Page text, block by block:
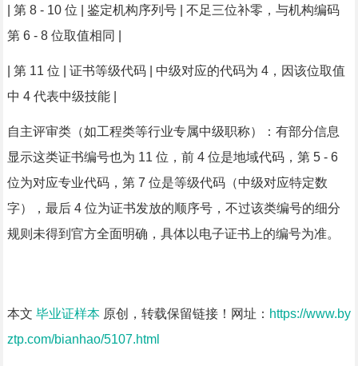
| 第 8 - 10 位 | 鉴定机构序列号 | 不足三位补零，与机构编码
第 6 - 8 位取值相同 |
| 第 11 位 | 证书等级代码 | 中级对应的代码为 4，因该位取值
中 4 代表中级技能 |
自主评审类（如工程类等行业专属中级职称）：有部分信息
显示这类证书编号也为 11 位，前 4 位是地域代码，第 5 - 6
位为对应专业代码，第 7 位是等级代码（中级对应特定数
字），最后 4 位为证书发放的顺序号，不过该类编号的细分
规则未得到官方全面明确，具体以电子证书上的编号为准。
本文 毕业证样本原创，转载保留链接！网址： https://www.by
ztp.com/bianhao/5107.html